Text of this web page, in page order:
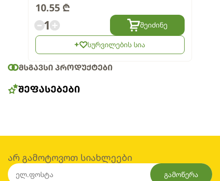
10.55 ₾
1 შეიძინე
სურვილების სია
ᲛᲡᲒᲐᲕᲡᲘ ᲞᲠᲝᲓᲣᲥᲢᲔᲑᲘ
ᲨᲔᲤᲐᲡᲔᲑᲔᲑᲘ
არ გამოტოვოთ სიახლეები
გამოწერა